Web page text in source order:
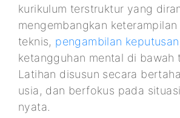
kurikulum terstruktur yang
mengembangkan keterampilan
teknis, pengambilan keputusan
ketangguhan mental di bawah
Latihan disusun secara
usia, dan berfokus pada
nyata.